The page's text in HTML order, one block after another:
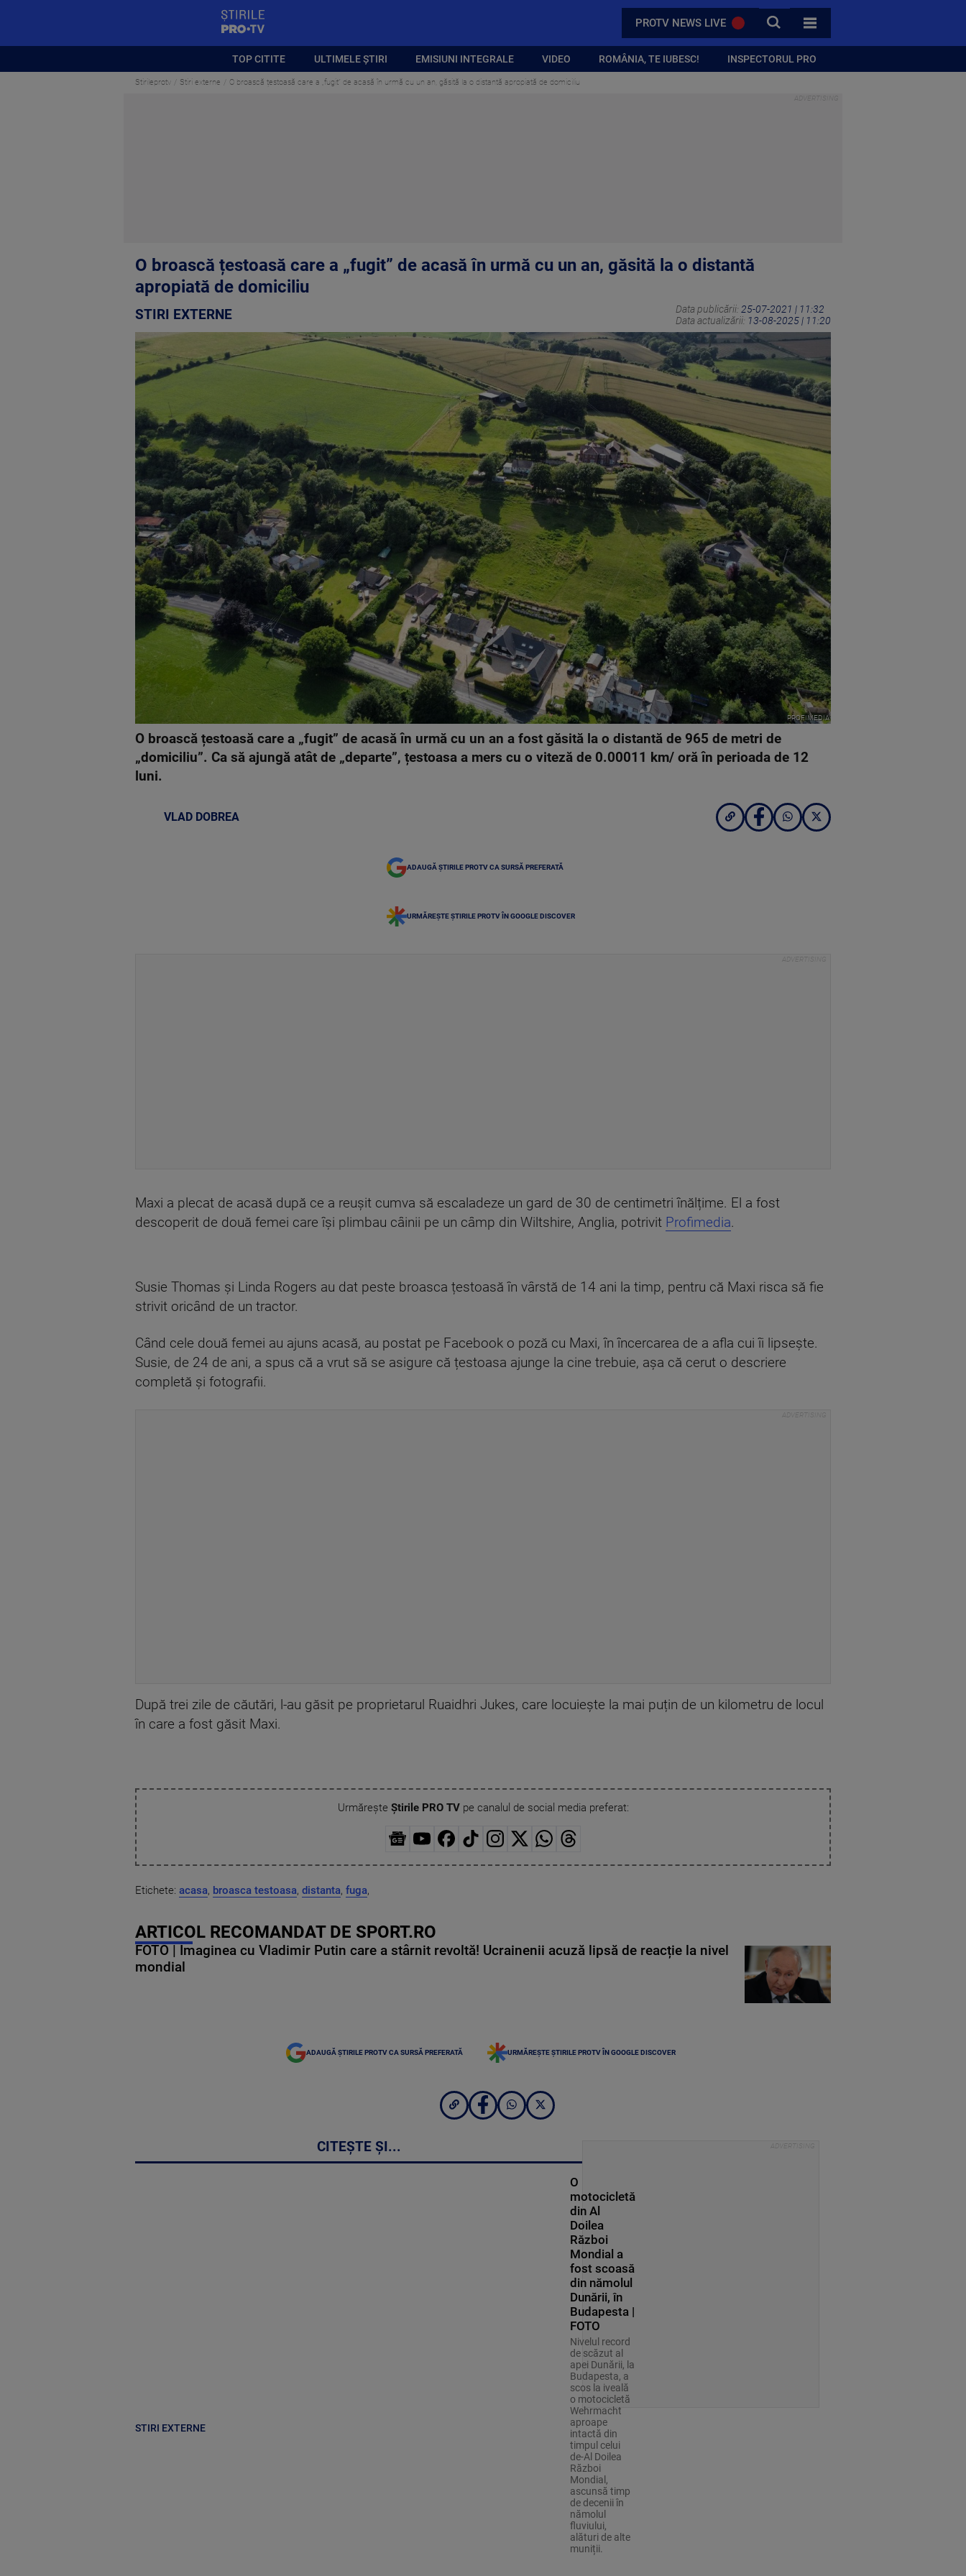
PROTV NEWS LIVE CAUTA
TOATE CATEGORIILE
TOP CITITE ULTIMELE ȘTIRI EMISIUNI INTEGRALE VIDEO ROMÂNIA, TE IUBESC! INSPECTORUL PRO
Stirileprotv Stiri externe O broască țestoasă care a „fugit” de acasă în urmă cu un an, găsită la o distantă apropiată de domiciliu
O broască țestoasă care a „fugit” de acasă în urmă cu un an, găsită la o distantă
apropiată de domiciliu
STIRI EXTERNE Data publicării: 25-07-2021 | 11:32
Data actualizării: 13-08-2025 | 11:20
PROFIMEDIA
O broască țestoasă care a „fugit” de acasă în urmă cu un an a fost găsită la o distantă de 965 de metri de
„domiciliu”. Ca să ajungă atât de „departe”, țestoasa a mers cu o viteză de 0.00011 km/ oră în perioada de 12
luni.
VLAD DOBREA
ADAUGĂ ȘTIRILE PROTV CA SURSĂ PREFERATĂ
URMĂREȘTE ȘTIRILE PROTV ÎN GOOGLE DISCOVER
Maxi a plecat de acasă după ce a reușit cumva să escaladeze un gard de 30 de centimetri înălțime. El a fost
descoperit de două femei care își plimbau câinii pe un câmp din Wiltshire, Anglia, potrivit Profimedia.
Susie Thomas și Linda Rogers au dat peste broasca țestoasă în vârstă de 14 ani la timp, pentru că Maxi risca să fie
strivit oricând de un tractor.
Când cele două femei au ajuns acasă, au postat pe Facebook o poză cu Maxi, în încercarea de a afla cui îi lipsește.
Susie, de 24 de ani, a spus că a vrut să se asigure că țestoasa ajunge la cine trebuie, așa că cerut o descriere
completă și fotografii.
După trei zile de căutări, l-au găsit pe proprietarul Ruaidhri Jukes, care locuiește la mai puțin de un kilometru de locul
în care a fost găsit Maxi.
Urmărește Știrile PRO TVpe canalul de social media preferat:
Etichete: acasa, broasca testoasa, distanta, fuga,
ARTICOL RECOMANDAT DE SPORT.RO
FOTO | Imaginea cu Vladimir Putin care a stârnit revoltă! Ucrainenii acuză lipsă de reacție la nivel
mondial
ADAUGĂ ȘTIRILE PROTV CA SURSĂ PREFERATĂ URMĂREȘTE ȘTIRILE PROTV ÎN GOOGLE DISCOVER
CITEȘTE ȘI...
STIRI EXTERNE
O
motocicletă
din Al
Doilea
Război
Mondial a
fost scoasă
din nămolul
Dunării, în
Budapesta |
FOTO
Nivelul record
de scăzut al
apei Dunării, la
Budapesta, a
scos la iveală
o motocicletă
Wehrmacht
aproape
intactă din
timpul celui
de-Al Doilea
Război
Mondial,
ascunsă timp
de decenii în
nămolul
fluviului,
alături de alte
muniții.